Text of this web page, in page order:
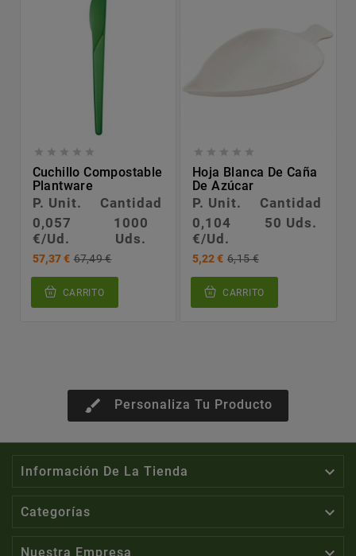
    
Cuchillo Compostable
Plantware
P. Unit.
Cantidad
0,057
€/Ud.
1000
Uds.
57,37 € 67,49 €
CARRITO
    
Hoja Blanca De Caña
De Azúcar
P. Unit.
Cantidad
0,104
€/Ud.
50 Uds.
5,22 € 6,15 €
CARRITO
brush Personaliza Tu Producto
Información De La Tienda 
Categorías 
Nuestra Empresa